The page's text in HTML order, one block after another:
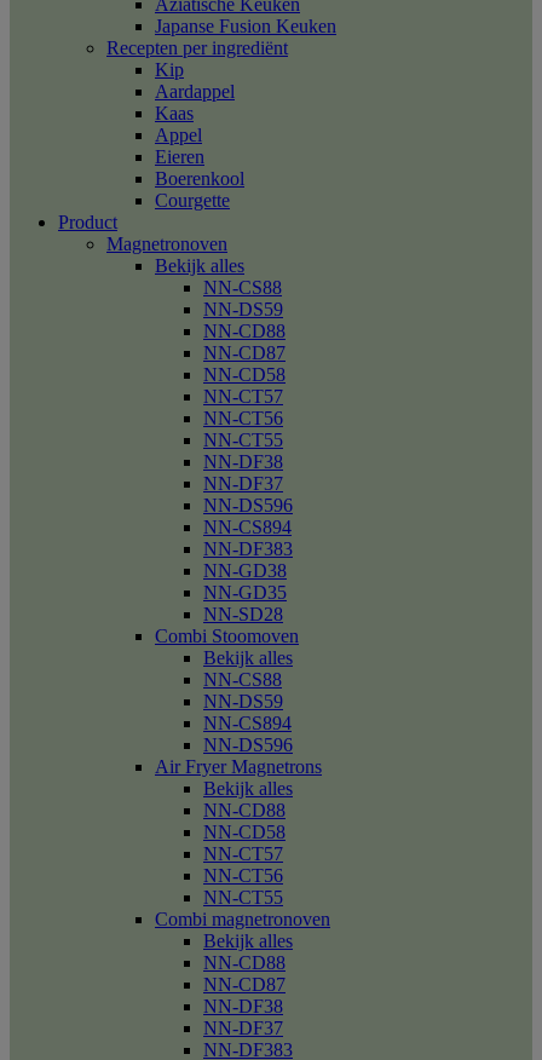
Aziatische Keuken
Japanse Fusion Keuken
Recepten per ingrediënt
Kip
Aardappel
Kaas
Appel
Eieren
Boerenkool
Courgette
Product
Magnetronoven
Bekijk alles
NN-CS88
NN-DS59
NN-CD88
NN-CD87
NN-CD58
NN-CT57
NN-CT56
NN-CT55
NN-DF38
NN-DF37
NN-DS596
NN-CS894
NN-DF383
NN-GD38
NN-GD35
NN-SD28
Combi Stoomoven
Bekijk alles
NN-CS88
NN-DS59
NN-CS894
NN-DS596
Air Fryer Magnetrons
Bekijk alles
NN-CD88
NN-CD58
NN-CT57
NN-CT56
NN-CT55
Combi magnetronoven
Bekijk alles
NN-CD88
NN-CD87
NN-DF38
NN-DF37
NN-DF383